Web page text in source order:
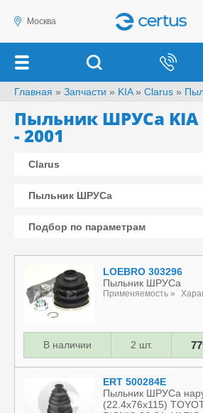
Москва
Главная » Запчасти » KIA» Clarus »
Пыльник ШРУСа KIA
- 2001
Clarus
Пыльник ШРУСа
Подбор по параметрам
LOEBRO 303296
Пыльник ШРУСа
Применяемость »
В наличии 2 шт.
ERT 500284E
Пыльник ШРУСа
(22.4x76x115)